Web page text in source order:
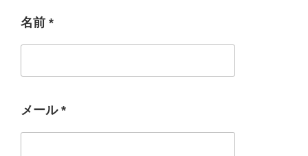
名前 *
メール *